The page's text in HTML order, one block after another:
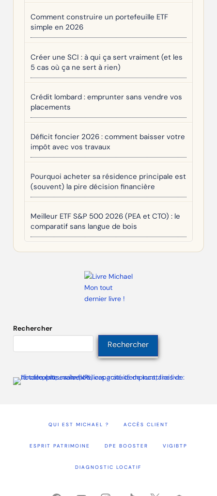
Comment construire un portefeuille ETF
simple en 2026
Créer une SCI : à qui ça sert vraiment (et les
5 cas où ça ne sert à rien)
Crédit lombard : emprunter sans vendre vos
placements
Déficit foncier 2026 : comment baisser votre
impôt avec vos travaux
Pourquoi acheter sa résidence principale est
(souvent) la pire décision financière
Meilleur ETF S&P 500 2026 (PEA et CTO) : le
comparatif sans langue de bois
Mon tout
dernier livre !
Rechercher
Rechercher
QUI EST MICHAEL ? ACCÈS CLIENT
ESPRIT PATRIMOINE DPE BOOSTER VIGIBTP
DIAGNOSTIC LOCATIF